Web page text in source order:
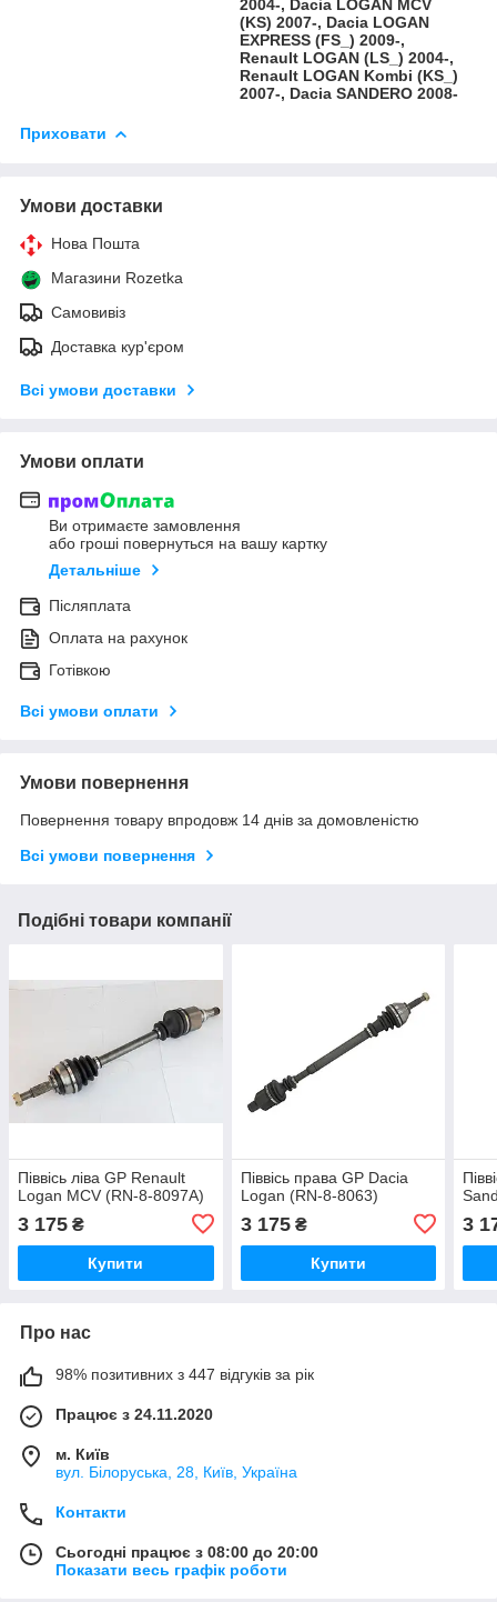
2004-, Dacia LOGAN MCV
(KS) 2007-, Dacia LOGAN
EXPRESS (FS_) 2009-,
Renault LOGAN (LS_) 2004-,
Renault LOGAN Kombi (KS_)
2007-, Dacia SANDERO 2008-
Приховати
Умови доставки
Нова Пошта
Магазини Rozetka
Самовивіз
Доставка кур'єром
Всі умови доставки
Умови оплати
Ви отримаєте замовлення
або гроші повернуться на вашу картку
Детальніше
Післяплата
Оплата на рахунок
Готівкою
Всі умови оплати
Умови повернення
Повернення товару впродовж 14 днів за домовленістю
Всі умови повернення
Подібні товари компанії
Піввісь ліва GP Renault
Logan MCV (RN-8-8097A)
3 175 ₴
Купити
Піввісь права GP Dacia
Logan (RN-8-8063)
3 175₴
Купити
3
Про нас
98% позитивних з 447 відгуків за рік
Працює з 24.11.2020
м. Київ
вул. Білоруська, 28, Київ, Україна
Контакти
Сьогодні працює з 08:00 до 20:00
Показати весь графік роботи